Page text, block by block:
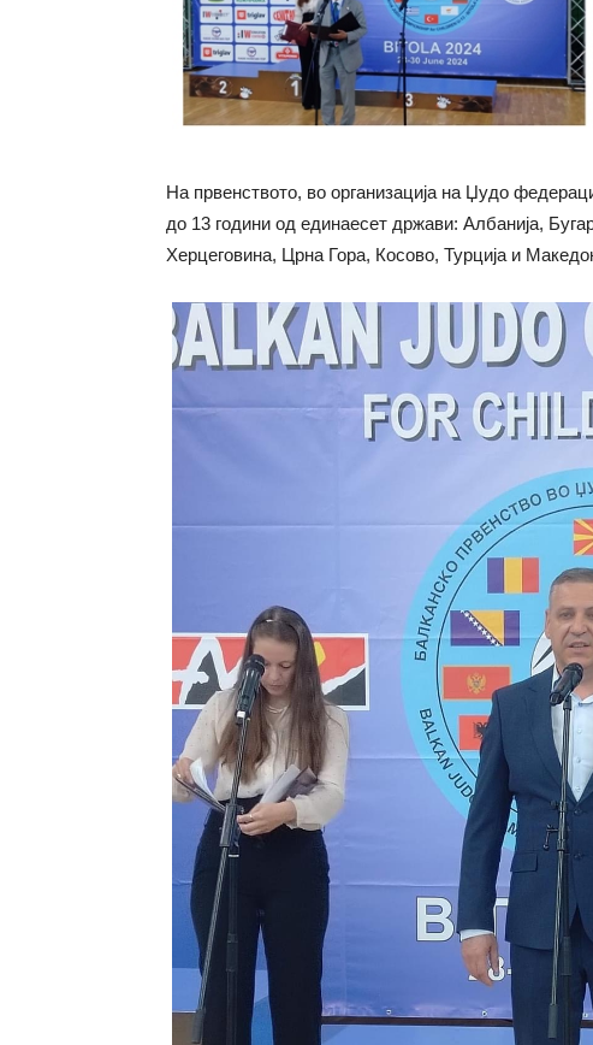
На првенството, во организација на Џудо
до 13 години од единаесет држави: Албанија,
Херцеговина, Црна Гора, Косово, Турција и